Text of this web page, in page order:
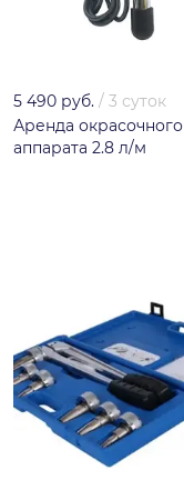
5 490 руб. / 3 суток
Аренда окрасочного
аппарата 2.8 л/м